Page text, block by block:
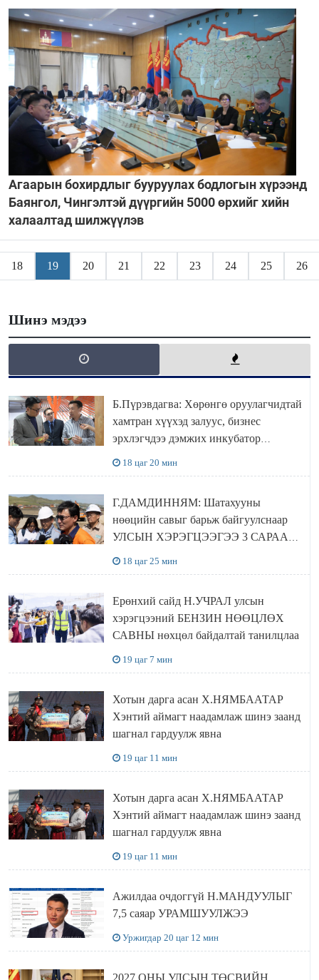
Агаарын бохирдлыг бууруулах бодлогын хүрээнд
Баянгол, Чингэлтэй дүүргийн 5000 өрхийг хийн
халаалтад шилжүүлэв
18 19 20 21 22 23 24 25 26
Шинэ мэдээ
Б.Пүрэвдагва: Хөрөнгө оруулагчидтай
хамтран хүүхэд залуус, бизнес
эрхлэгчдээ дэмжих инкубатор
18 цаг 20 мин
Г.ДАМДИННЯМ: Шатахууны
нөөцийн савыг барьж байгуулснаар
УЛСЫН ХЭРЭГЦЭЭГЭЭ 3 САРААР
18 цаг 25 мин
Ерөнхий сайд Н.УЧРАЛ улсын
хэрэгцээний БЕНЗИН НӨӨЦЛӨХ
САВНЫ нөхцөл байдалтай танилцлаа
19 цаг 7 мин
Хотын дарга асан Х.НЯМБААТАР
Хэнтий аймагт наадамлаж шинэ заанд
шагнал гардуулж явна
19 цаг 11 мин
Хотын дарга асан Х.НЯМБААТАР
Хэнтий аймагт наадамлаж шинэ заанд
шагнал гардуулж явна
19 цаг 11 мин
Ажилдаа очдоггүй Н.МАНДУУЛЫГ
7,5 саяар УРАМШУУЛЖЭЭ
Уржигдар 20 цаг 12 мин
2027 ОНЫ УЛСЫН ТӨСВИЙН